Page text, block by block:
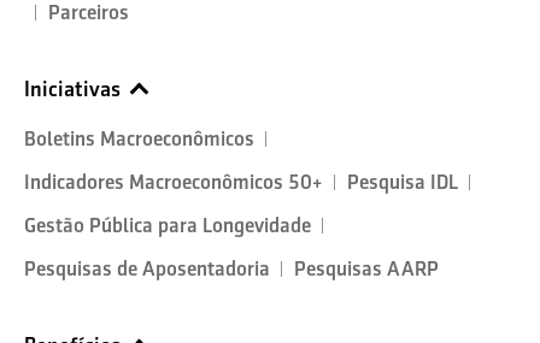
Parceiros
Iniciativas
Boletins Macroeconômicos
Indicadores Macroeconômicos 50+
Pesquisa IDL
Gestão Pública para Longevidade
Pesquisas de Aposentadoria
Pesquisas AARP